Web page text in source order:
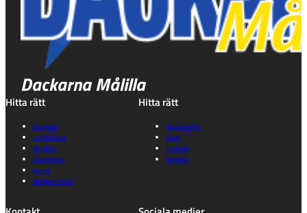
Dackarna Målilla
Hitta rätt
Kalender
Entrépriser
Biljetter
Föreningen
Event
Truppen 2026
Hitta rätt
Gå på match
Shop
Historik
Kontakt